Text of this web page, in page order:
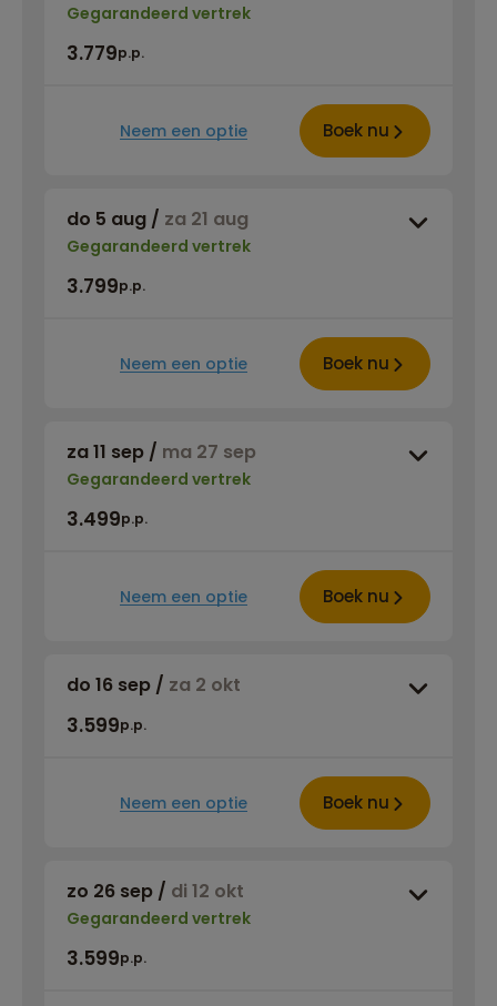
Gegarandeerd vertrek
3.779p.p.
Neem een optie Boek nu
do 5 aug / za 21 aug
Gegarandeerd vertrek
3.799p.p.
Neem een optie Boek nu
za 11 sep / ma 27 sep
Gegarandeerd vertrek
3.499p.p.
Neem een optie Boek nu
do 16 sep / za 2 okt
3.599p.p.
Neem een optie Boek nu
zo 26 sep / di 12 okt
Gegarandeerd vertrek
3.599p.p.